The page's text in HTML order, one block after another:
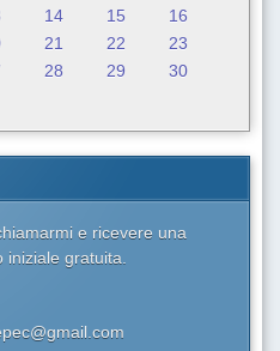
14 15
16
21 22
23
28 29
30
e ricevere una
gratuita.